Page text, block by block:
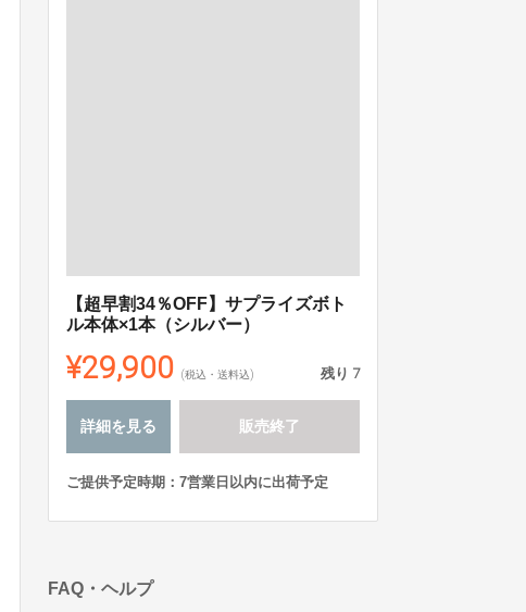
【超早割34％OFF】サプライズボト
ル本体×1本（シルバー）
¥29,900 (税込・送料込) 残り 7
詳細を見る 販売終了
ご提供予定時期：7営業日以内に出荷予定
FAQ・ヘルプ